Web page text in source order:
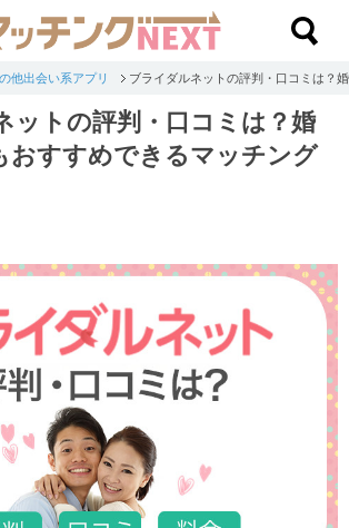
他出会い系アプリ ブライダルネットの評判・口コミは？
ットの評判・口コミは？婚
おすすめできるマッチング